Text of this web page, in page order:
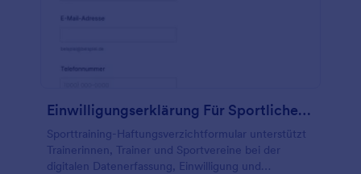
Einwilligungserklärung Für Sportliches Training
Sporttraining-Haftungsverzichtformular unterstützt
Trainerinnen, Trainer und Sportvereine bei der
digitalen Datenerfassung, Einwilligung und